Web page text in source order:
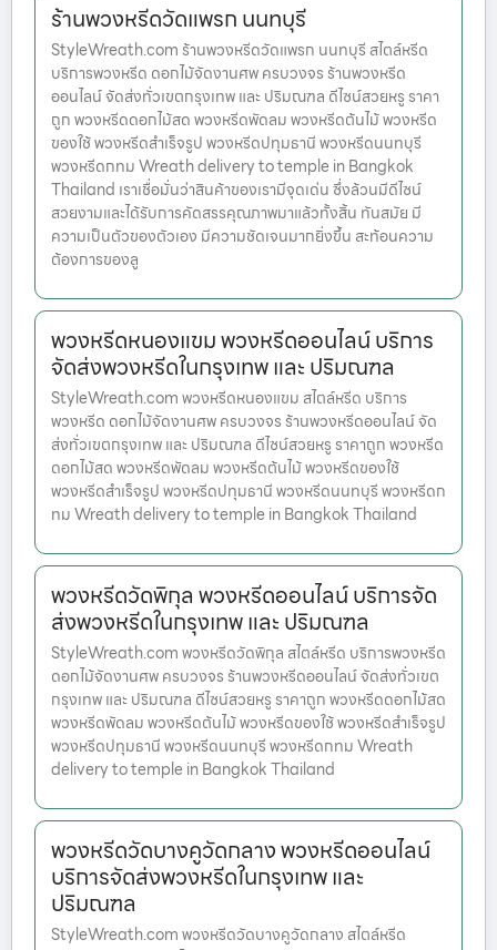
ร้านพวงหรีดวัดแพรก นนทบุรี
StyleWreath.com ร้านพวงหรีดวัดแพรก นนทบุรี สไตล์หรีด
บริการพวงหรีด ดอกไม้จัดงานศพ ครบวงจร ร้านพวงหรีด
ออนไลน์ จัดส่งทั่วเขตกรุงเทพ และ ปริมณฑล ดีไซน์สวยหรู ราคา
ถูก พวงหรีดดอกไม้สด พวงหรีดพัดลม พวงหรีดต้นไม้ พวงหรีด
ของใช้ พวงหรีดสำเร็จรูป พวงหรีดปทุมธานี พวงหรีดนนทบุรี
พวงหรีดกทม Wreath delivery to temple in Bangkok
Thailand เราเชื่อมั่นว่าสินค้าของเรามีจุดเด่น ซึ่งล้วนมีดีไซน์
สวยงามและได้รับการคัดสรรคุณภาพมาแล้วทั้งสิ้น ทันสมัย มี
ความเป็นตัวของตัวเอง มีความชัดเจนมากยิ่งขึ้น สะท้อนความ
ต้องการของลู
พวงหรีดหนองแขม พวงหรีดออนไลน์ บริการ
จัดส่งพวงหรีดในกรุงเทพ และ ปริมณฑล
StyleWreath.com พวงหรีดหนองแขม สไตล์หรีด บริการ
พวงหรีด ดอกไม้จัดงานศพ ครบวงจร ร้านพวงหรีดออนไลน์ จัด
ส่งทั่วเขตกรุงเทพ และ ปริมณฑล ดีไซน์สวยหรู ราคาถูก พวงหรีด
ดอกไม้สด พวงหรีดพัดลม พวงหรีดต้นไม้ พวงหรีดของใช้
พวงหรีดสำเร็จรูป พวงหรีดปทุมธานี พวงหรีดนนทบุรี พวงหรีดก
ทม Wreath delivery to temple in Bangkok Thailand
พวงหรีดวัดพิกุล พวงหรีดออนไลน์ บริการจัด
ส่งพวงหรีดในกรุงเทพ และ ปริมณฑล
StyleWreath.com พวงหรีดวัดพิกุล สไตล์หรีด บริการพวงหรีด
ดอกไม้จัดงานศพ ครบวงจร ร้านพวงหรีดออนไลน์ จัดส่งทั่วเขต
กรุงเทพ และ ปริมณฑล ดีไซน์สวยหรู ราคาถูก พวงหรีดดอกไม้สด
พวงหรีดพัดลม พวงหรีดต้นไม้ พวงหรีดของใช้ พวงหรีดสำเร็จรูป
พวงหรีดปทุมธานี พวงหรีดนนทบุรี พวงหรีดกทม Wreath
delivery to temple in Bangkok Thailand
พวงหรีดวัดบางคูวัดกลาง พวงหรีดออนไลน์
บริการจัดส่งพวงหรีดในกรุงเทพ และ
ปริมณฑล
StyleWreath.com พวงหรีดวัดบางคูวัดกลาง สไตล์หรีด